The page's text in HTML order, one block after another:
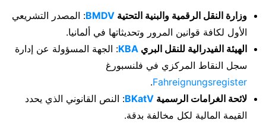
وزارة النقل الرقمية والبنية التحتية BMDV: المصدر التشريعي
الأول لكافة قوانين المرور وتحديثاتها في ألمانيا.
الهيئة الفيدرالية للنقل البري KBA: الجهة المسؤولة عن إدارة
سجل النقاط المركزي في فلنسبورغ
Fahreignungsregister
.
لائحة الغرامات الرسمية BKatV: النص القانوني الذي يحدد
القيمة المالية لكل مخالفة بدقة.